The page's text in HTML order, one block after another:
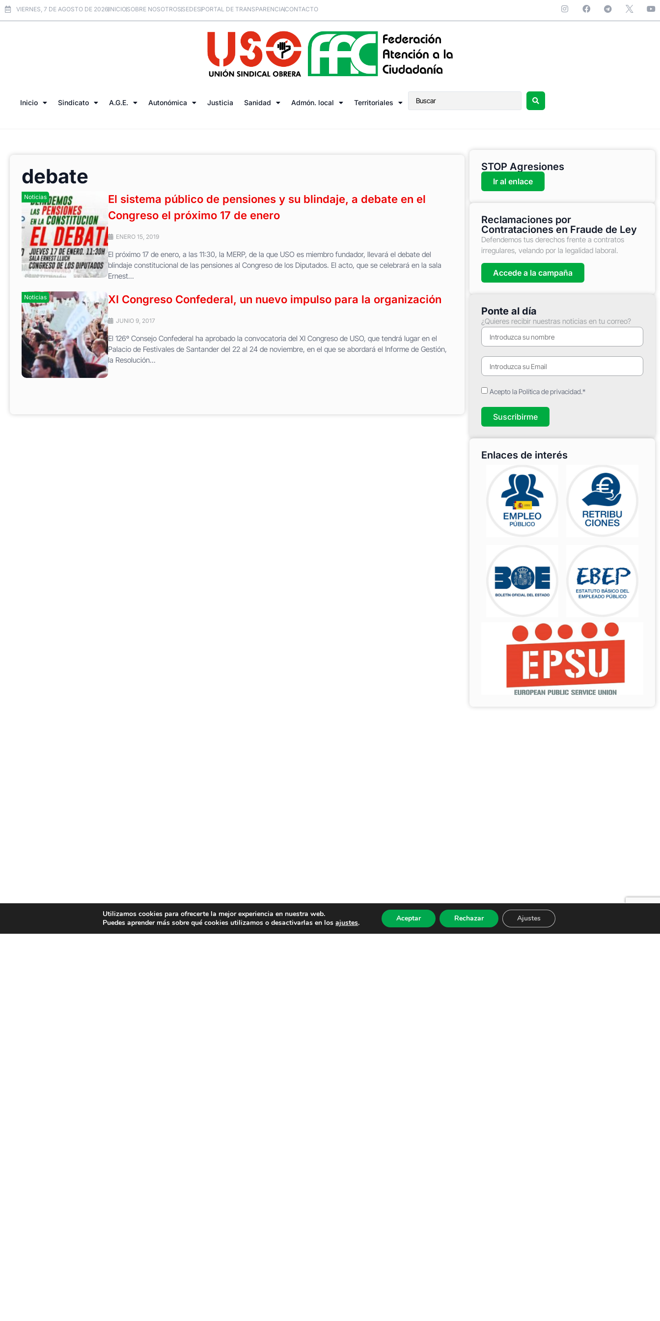
VIERNES, 7 DE AGOSTO DE 2026INICIOSOBRE NOSOTROSSEDESPORTAL DE TRANSPARENCIACONTACTO
Inicio Sindicato A.G.E. Autonómica Justicia Sanidad Admón. local Territoriales
debate
Noticias
El sistema público de pensiones y su blindaje, a debate en el
Congreso el próximo 17 de enero
ENERO 15, 2019
El próximo 17 de enero, a las 11:30, la MERP, de la que USO es miembro fundador, llevará el debate del
blindaje constitucional de las pensiones al Congreso de los Diputados. El acto, que se celebrará en la sala
Ernest...
Noticias XI Congreso Confederal, un nuevo impulso para la organización
JUNIO 9, 2017
El 126º Consejo Confederal ha aprobado la convocatoria del XI Congreso de USO, que tendrá lugar en el
Palacio de Festivales de Santander del 22 al 24 de noviembre, en el que se abordará el Informe de Gestión,
la Resolución...
STOP Agresiones
Ir al enlace
Reclamaciones por
Contrataciones en Fraude de Ley
Defendemos tus derechos frente a contratos
irregulares, velando por la legalidad laboral.
Accede a la campaña
Ponte al día
¿Quieres recibir nuestras noticias en tu correo?
Acepto la Política de privacidad.*
Suscribirme
Enlaces de interés
Utilizamos cookies para ofrecerte la mejor experiencia en nuestra web.
Puedes aprender más sobre qué cookies utilizamos o desactivarlas en losajustes. Aceptar Rechazar Ajustes